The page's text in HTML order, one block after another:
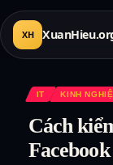
XH
IT KINH
Cách